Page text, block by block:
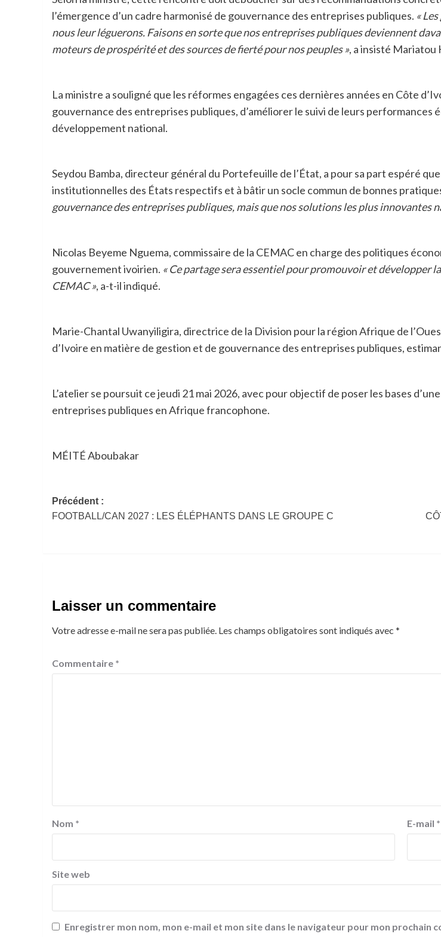
l’émergence d’un cadre harmonisé de gouvernance des entreprises publiques. «
nous leur léguerons. Faisons en sorte que nos entreprises publiques deviennent
moteurs de prospérité et des sources de fierté pour nos peuples », a insisté Mariatou
La ministre a souligné que les réformes engagées ces dernières années en Côte
gouvernance des entreprises publiques, d’améliorer le suivi de leurs
développement national.
Seydou Bamba, directeur général du Portefeuille de l’État, a pour sa part espéré
institutionnelles des États respectifs et à bâtir un socle commun de bonnes
gouvernance des entreprises publiques, mais que nos solutions les plus innovantes
Nicolas Beyeme Nguema, commissaire de la CEMAC en charge des politiques
gouvernement ivoirien. « Ce partage sera essentiel pour promouvoir et développer
CEMAC », a-t-il indiqué.
Marie-Chantal Uwanyiligira, directrice de la Division pour la région Afrique de
d’Ivoire en matière de gestion et de gouvernance des entreprises publiques,
L’atelier se poursuit ce jeudi 21 mai 2026, avec pour objectif de poser les bases
entreprises publiques en Afrique francophone.
MÉITÉ Aboubakar
Navigation
d’article
Précédent :
FOOTBALL/CAN 2027 : LES ÉLÉPHANTS DANS LE GROUPE C
Laisser un commentaire
Votre adresse e-mail ne sera pas publiée. Les champs obligatoires sont indiqués avec *
Commentaire *
Nom * E-mail *
Site web
Enregistrer mon nom, mon e-mail et mon site dans le navigateur pour mon prochain